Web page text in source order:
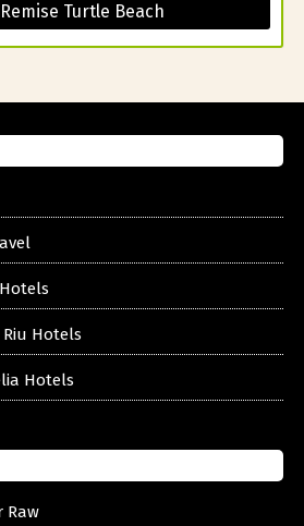
Turtle Beach
Hotels
Hotels
Raw